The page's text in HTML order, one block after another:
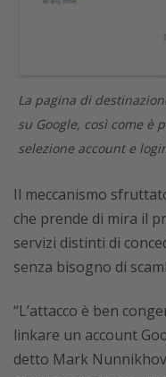
La pagina di destinazione del link è effettivamente ospitata
su Google, così come è
selezione account e
Il meccanismo
che prende di mira il
servizi distinti di
senza bisogno di
“L’attacco è ben
linkare un account
detto Mark